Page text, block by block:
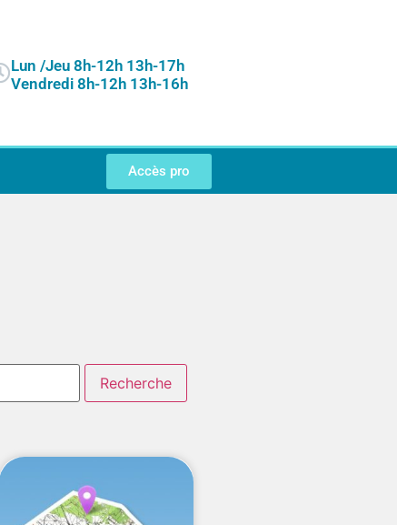
Lun /Jeu 8h-12h 13h-17h
Vendredi 8h-12h 13h-16h
Accès pro
Recherche